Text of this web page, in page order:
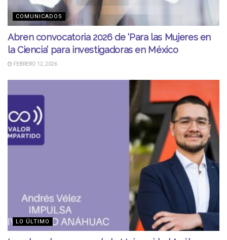
COMUNICADOS
Abren convocatoria 2026 de ‘Para las Mujeres en
la Ciencia’ para investigadoras en México
FEBRERO 12, 2026
LO ÚLTIMO